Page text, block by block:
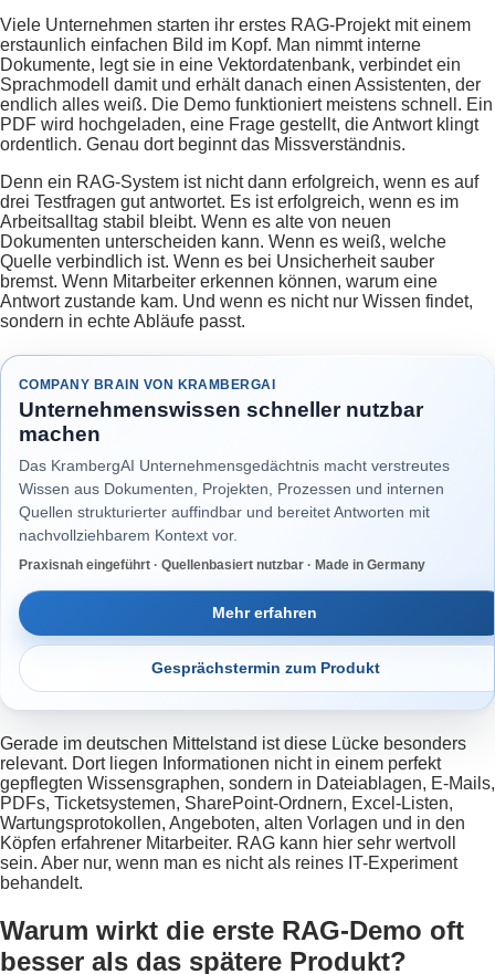
Viele Unternehmen starten ihr erstes RAG-Projekt mit einem
erstaunlich einfachen Bild im Kopf. Man nimmt interne
Dokumente, legt sie in eine Vektordatenbank, verbindet ein
Sprachmodell damit und erhält danach einen Assistenten, der
endlich alles weiß. Die Demo funktioniert meistens schnell. Ein
PDF wird hochgeladen, eine Frage gestellt, die Antwort klingt
ordentlich. Genau dort beginnt das Missverständnis.
Denn ein RAG-System ist nicht dann erfolgreich, wenn es auf
drei Testfragen gut antwortet. Es ist erfolgreich, wenn es im
Arbeitsalltag stabil bleibt. Wenn es alte von neuen
Dokumenten unterscheiden kann. Wenn es weiß, welche
Quelle verbindlich ist. Wenn es bei Unsicherheit sauber
bremst. Wenn Mitarbeiter erkennen können, warum eine
Antwort zustande kam. Und wenn es nicht nur Wissen findet,
sondern in echte Abläufe passt.
COMPANY BRAIN VON KRAMBERGAI
Unternehmenswissen schneller nutzbar
machen
Das KrambergAI Unternehmensgedächtnis macht verstreutes
Wissen aus Dokumenten, Projekten, Prozessen und internen
Quellen strukturierter auffindbar und bereitet Antworten mit
nachvollziehbarem Kontext vor.
Praxisnah eingeführt · Quellenbasiert nutzbar · Made in Germany
Mehr erfahren
Gesprächstermin zum Produkt
Gerade im deutschen Mittelstand ist diese Lücke besonders
relevant. Dort liegen Informationen nicht in einem perfekt
gepflegten Wissensgraphen, sondern in Dateiablagen, E-Mails,
PDFs, Ticketsystemen, SharePoint-Ordnern, Excel-Listen,
Wartungsprotokollen, Angeboten, alten Vorlagen und in den
Köpfen erfahrener Mitarbeiter. RAG kann hier sehr wertvoll
sein. Aber nur, wenn man es nicht als reines IT-Experiment
behandelt.
Warum wirkt die erste RAG-Demo oft
besser als das spätere Produkt?